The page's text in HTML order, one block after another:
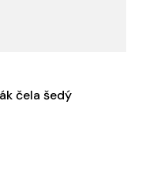
čela šedý